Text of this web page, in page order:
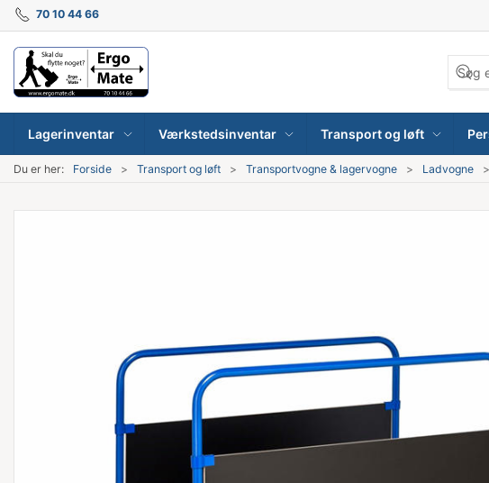
70 10 44 66
Lagerinventar Værkstedsinventar Transport og løft
Du er her: Forside Transport og løft Transportvogne & lagervogne Ladvogne